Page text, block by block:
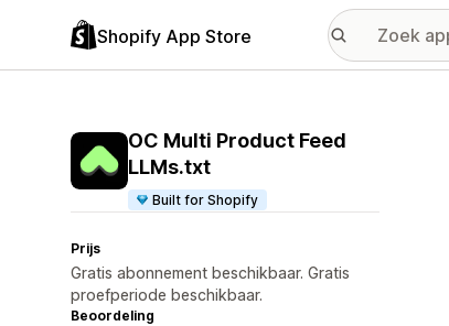
Shopify App Store
OC Multi Product Feed
LLMs.txt
Built for Shopify
Prijs
Gratis abonnement beschikbaar. Gratis
proefperiode beschikbaar.
Beoordeling